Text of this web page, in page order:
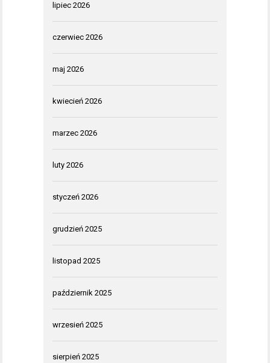
lipiec 2026
czerwiec 2026
maj 2026
kwiecień 2026
marzec 2026
luty 2026
styczeń 2026
grudzień 2025
listopad 2025
październik 2025
wrzesień 2025
sierpień 2025